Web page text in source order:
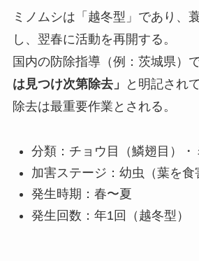
ミノムシは「越冬型」であり、
し、翌春に活動を再開する。
国内の防除指導（例：茨城県）で
は見つけ次第除去」
と明記され
除去は最重要作業とされる。
分類：チョウ目（鱗翅目）・
加害ステージ：幼虫（葉を食
発生時期：春〜夏
発生回数：年1回（越冬型）